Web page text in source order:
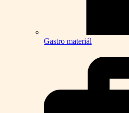
Gastro materiál